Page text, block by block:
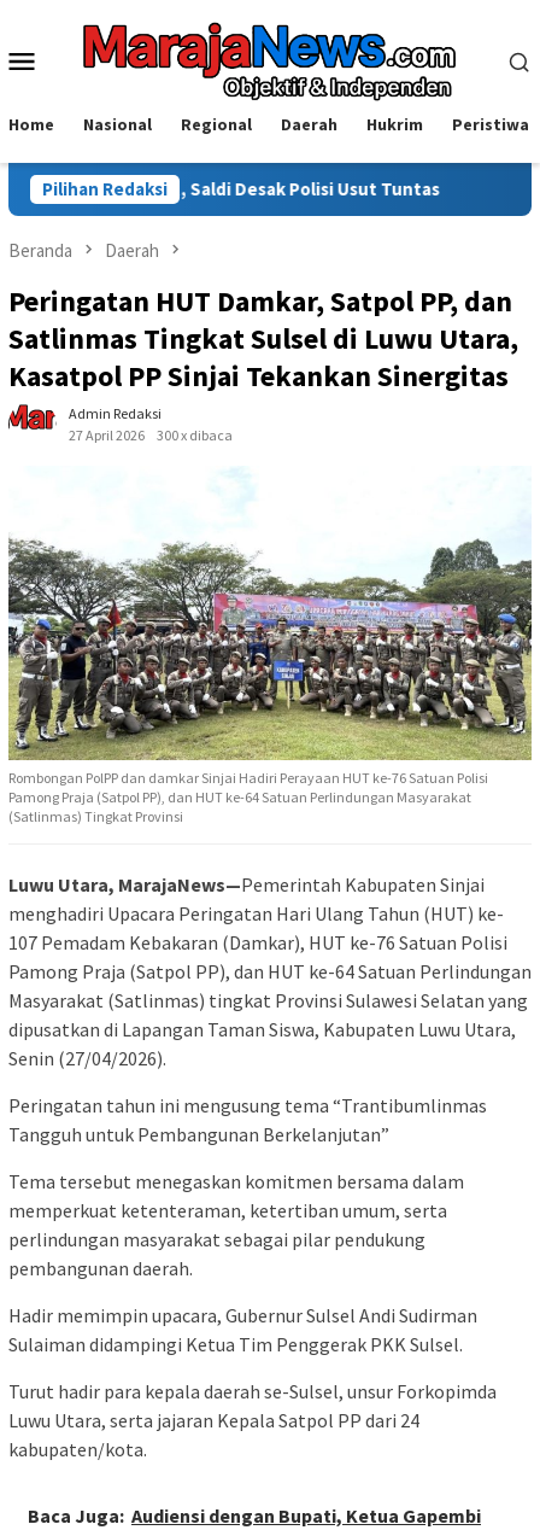
konten
Menu
Home Nasional Regional Daerah Hukrim Peristiwa
Pilihan Redaksi
Saldi Desak Polisi Usut Tuntas Warga Sinjai Tewas
Beranda Daerah
Peringatan HUT Damkar, Satpol PP, dan
Satlinmas Tingkat Sulsel di Luwu Utara,
Kasatpol PP Sinjai Tekankan Sinergitas
Admin Redaksi
27 April 2026
300 x dibaca
Rombongan PolPP dan damkar Sinjai Hadiri Perayaan HUT ke-76 Satuan Polisi
Pamong Praja (Satpol PP), dan HUT ke-64 Satuan Perlindungan Masyarakat
(Satlinmas) Tingkat Provinsi
Luwu Utara, MarajaNews—Pemerintah Kabupaten Sinjai
menghadiri Upacara Peringatan Hari Ulang Tahun (HUT) ke-
107 Pemadam Kebakaran (Damkar), HUT ke-76 Satuan Polisi
Pamong Praja (Satpol PP), dan HUT ke-64 Satuan Perlindungan
Masyarakat (Satlinmas) tingkat Provinsi Sulawesi Selatan yang
dipusatkan di Lapangan Taman Siswa, Kabupaten Luwu Utara,
Senin (27/04/2026).
Peringatan tahun ini mengusung tema “Trantibumlinmas
Tangguh untuk Pembangunan Berkelanjutan”
Tema tersebut menegaskan komitmen bersama dalam
memperkuat ketenteraman, ketertiban umum, serta
perlindungan masyarakat sebagai pilar pendukung
pembangunan daerah.
Hadir memimpin upacara, Gubernur Sulsel Andi Sudirman
Sulaiman didampingi Ketua Tim Penggerak PKK Sulsel.
Turut hadir para kepala daerah se-Sulsel, unsur Forkopimda
Luwu Utara, serta jajaran Kepala Satpol PP dari 24
kabupaten/kota.
Baca Juga: Audiensi dengan Bupati, Ketua Gapembi